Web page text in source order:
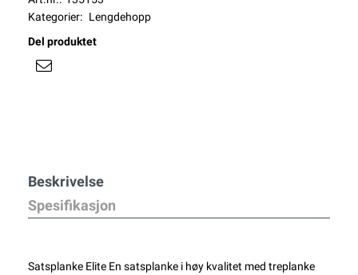
Kategorier: Lengdehopp
Del produktet
Beskrivelse
Spesifikasjon
Satsplanke Elite En satsplanke i høy kvalitet med treplanke